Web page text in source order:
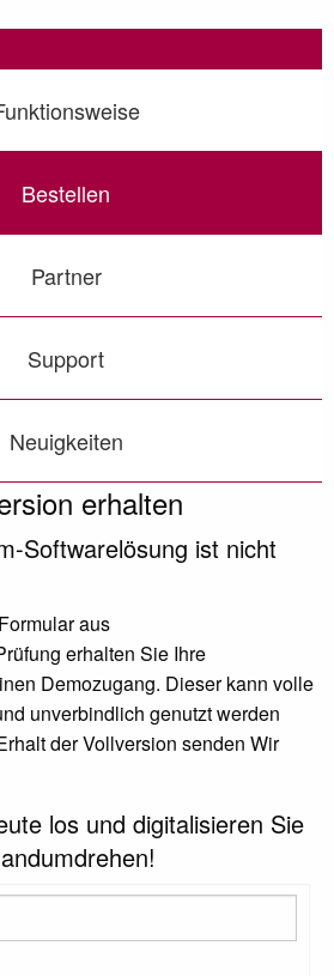
Bestellen
Partner
Support
Neuigkeiten
erhalten
Softwarelösung ist nicht
aus
erhalten Sie Ihre
Demozugang. Dieser kann volle
unverbindlich genutzt werden
der Vollversion senden Wir
los und digitalisieren Sie